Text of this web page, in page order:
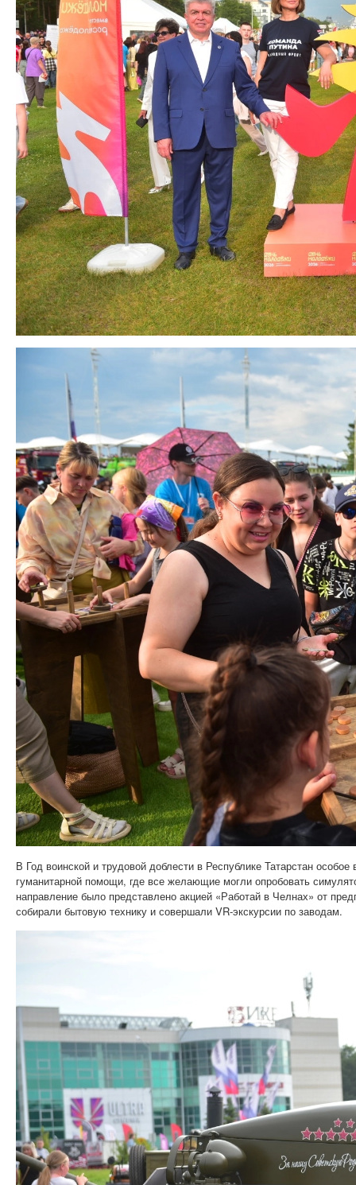
В Год воинской и трудовой доблести в Республике Татарстан
гуманитарной помощи, где все желающие могли опробовать
направление было представлено акцией «Работай в Челнах» от
собирали бытовую технику и совершали VR-экскурсии по заводам.